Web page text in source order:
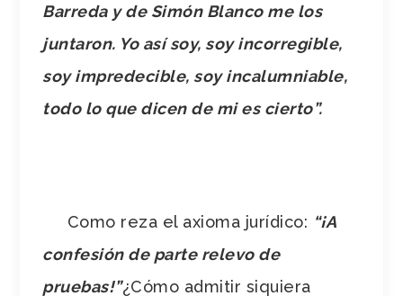
Barreda y de Simón Blanco me los
juntaron. Yo así soy, soy incorregible,
soy impredecible, soy incalumniable,
todo lo que dicen de mi es cierto”.
Como reza el axioma jurídico: “¡A
confesión de parte relevo de
pruebas!”¿Cómo admitir siquiera